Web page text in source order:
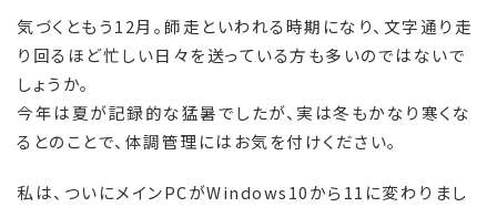
気づくともう12月。師走といわれる時期になり、文字通り走
り回るほど忙しい日々を送っている方も多いのではないで
しょうか。
今年は夏が記録的な猛暑でしたが、実は冬もかなり寒くな
るとのことで、体調管理にはお気を付けください。
私は、ついにメインPCがWindows10から11に変わりまし